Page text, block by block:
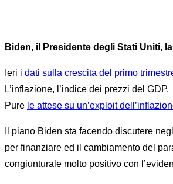
Biden, il Presidente degli Stati Uniti,
Ieri i dati sulla crescita del primo
L’inflazione, l’indice dei prezzi del
Pure le attese su un’exploit
Il piano Biden sta facendo discutere
per finanziare ed il cambiamento del
congiunturale molto positivo con